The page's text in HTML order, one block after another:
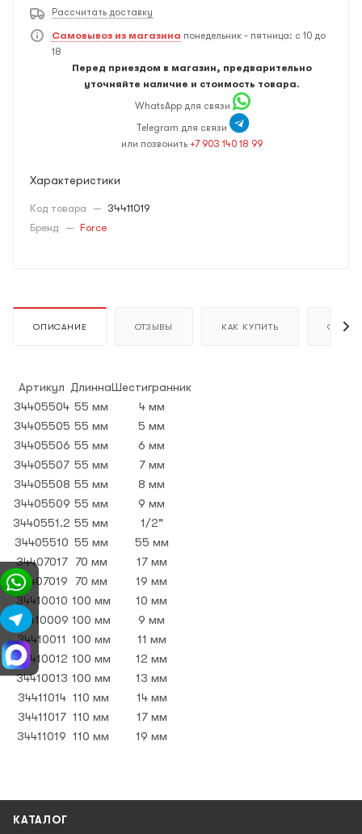
Рассчитать доставку
Самовывоз из магазина понедельник - пятница: с 10 до
18
Перед приездом в магазин, предварительно
уточняйте наличие и стоимость товара.
WhatsApp для связи
Telegram для связи
или позвонить +7 903 140 18 99
Характеристики
Код товара — 34411019
Бренд — Force
ОПИСАНИЕ ОТЗЫВЫ КАК КУПИТЬ ОПЛАТА
Артикул ДлиннаШестигранник
34405504 55 мм
4 мм
34405505 55 мм
5 мм
34405506 55 мм
6 мм
34405507 55 мм
7 мм
34405508 55 мм
8 мм
34405509 55 мм
9 мм
3440551.2 55 мм
1/2"
34405510 55 мм
55 мм
34407017 70 мм
17 мм
34407019
70 мм
19 мм
34410010 100 мм
10 мм
34410009 100 мм
9 мм
34410011 100 мм
11 мм
34410012 100 мм
12 мм
34410013 100 мм
13 мм
34411014 110 мм
14 мм
34411017 110 мм
17 мм
34411019 110 мм 19 мм
КАТАЛОГ